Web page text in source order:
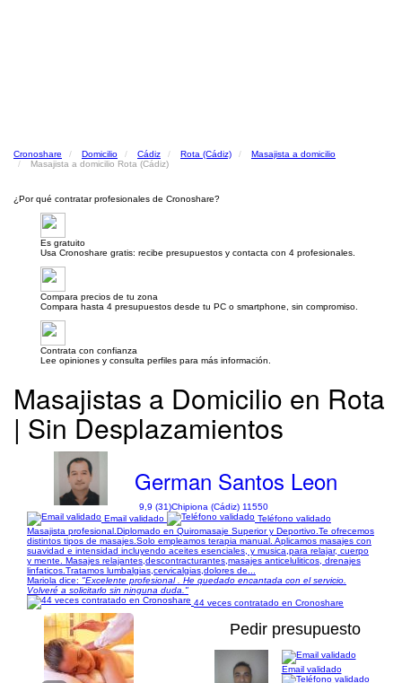
Cronoshare Domicilio Cádiz Rota (Cádiz)
Masajista a domicilio
Masajista a domicilio Rota (Cádiz)
¿Por qué contratar profesionales de Cronoshare?
Es gratuito
Usa Cronoshare gratis: recibe presupuestos y contacta con 4 profesionales.
Compara precios de tu zona
Compara hasta 4 presupuestos desde tu PC o smartphone, sin compromiso.
Contrata con confianza
Lee opiniones y consulta perfiles para más información.
Masajistas a Domicilio en Rota
| Sin Desplazamientos
German Santos Leon
9,9 (31)Chipiona (Cádiz) 11550
Email validado
Teléfono validado
Masajista profesional.Diplomado en Quiromasaje Superior y Deportivo.Te ofrecemos
distintos tipos de masajes.Solo empleamos terapia manual. Aplicamos masajes con
suavidad e intensidad incluyendo aceites esenciales, y musica,para relajar, cuerpo
y mente. Masajes relajantes,descontracturantes,masajes anticeluliticos, drenajes
linfaticos.Tratamos lumbalgias,cervicalgias,dolores de...
Mariola dice: "Excelente profesional . He quedado encantada con el servicio.
Volveré a solicitarlo sin ninguna duda."
44 veces contratado en Cronoshare
Pedir presupuesto
Email validado